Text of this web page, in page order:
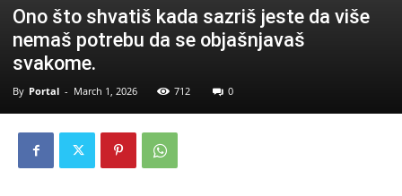
Ono što shvatiš kada sazriš jeste da više
nemaš potrebu da se objašnjavaš
svakome.
By Portal - March 1, 2026 712 0